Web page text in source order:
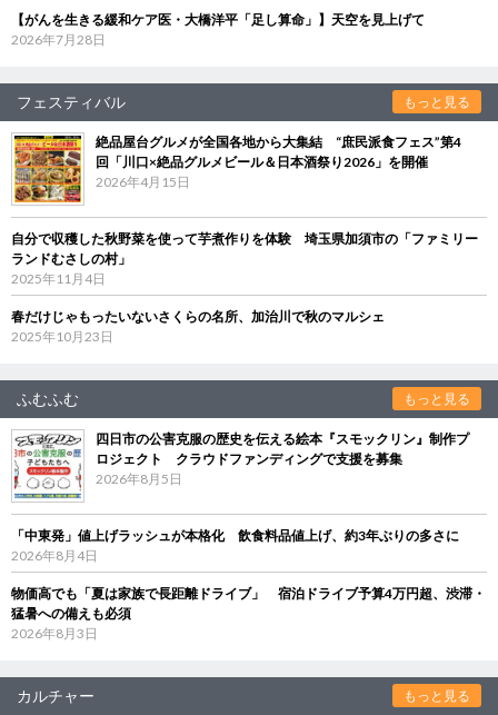
【がんを生きる緩和ケア医・大橋洋平「足し算命」】天空を見上げて
2026年7月28日
フェスティバル もっと見る
絶品屋台グルメが全国各地から大集結 “庶民派食フェス”第4
回「川口×絶品グルメビール＆日本酒祭り2026」を開催
2026年4月15日
自分で収穫した秋野菜を使って芋煮作りを体験 埼玉県加須市の「ファミリー
ランドむさしの村」
2025年11月4日
春だけじゃもったいないさくらの名所、加治川で秋のマルシェ
2025年10月23日
ふむふむ もっと見る
四日市の公害克服の歴史を伝える絵本『スモックリン』制作プ
ロジェクト クラウドファンディングで支援を募集
2026年8月5日
「中東発」値上げラッシュが本格化 飲食料品値上げ、約3年ぶりの多さに
2026年8月4日
物価高でも「夏は家族で長距離ドライブ」 宿泊ドライブ予算4万円超、渋滞・
猛暑への備えも必須
2026年8月3日
カルチャー もっと見る